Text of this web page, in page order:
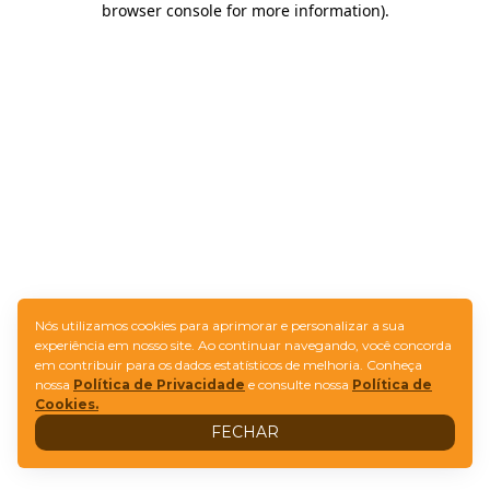
browser console for more information).
Nós utilizamos cookies para aprimorar e personalizar a sua
experiência em nosso site. Ao continuar navegando, você concorda
em contribuir para os dados estatísticos de melhoria. Conheça
nossa Política de Privacidade e consulte nossa Política de
Cookies.
FECHAR